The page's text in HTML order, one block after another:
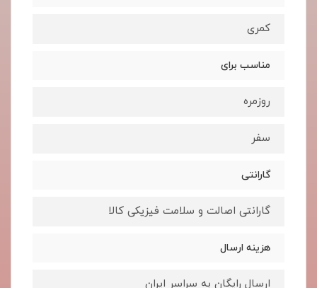
کمری
مناسب برای
روزمره
سفر
گارانتی
گارانتی اصالت و سلامت فیزیکی کالا
هزینه ارسال
ارسال رایگان به سراسر ایران